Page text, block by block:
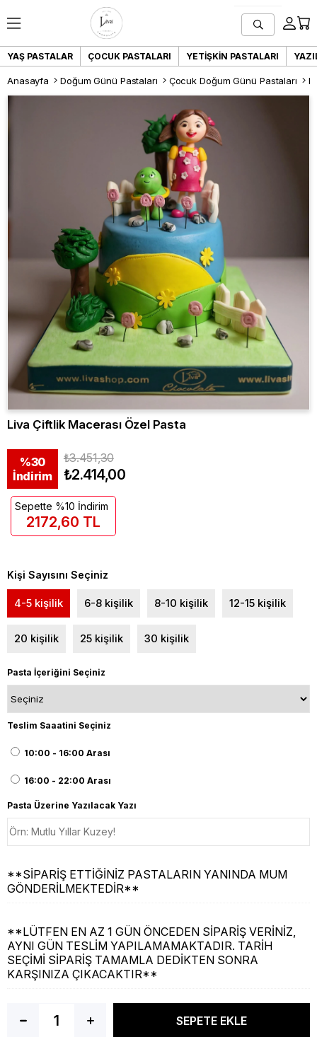
YAŞ PASTALAR ÇOCUK PASTALARI YETIŞKIN PASTALARI
Anasayfa Doğum Günü Pastaları Çocuk Doğum Günü Pastaları
Liva Çiftlik Macerası Özel Pasta
%30
İndirim
₺3.451,30
₺2.414,00
Kişi Sayısını Seçiniz
4-5 kişilik 6-8 kişilik 8-10 kişilik 12-15 kişilik
20 kişilik 25 kişilik 30 kişilik
Pasta İçeriğini Seçiniz
Teslim Saaatini Seçiniz
10:00 - 16:00 Arası
16:00 - 22:00 Arası
Pasta Üzerine Yazılacak Yazı
**SİPARİŞ ETTİĞİNİZ PASTALARIN YANINDA MUM
GÖNDERİLMEKTEDİR**
**LÜTFEN EN AZ 1 GÜN ÖNCEDEN SİPARİŞ VERİNİZ,
AYNI GÜN TESLİM YAPILAMAMAKTADIR. TARİH
SEÇİMİ SİPARİŞ TAMAMLA DEDİKTEN SONRA
KARŞINIZA ÇIKACAKTIR**
Sepette %10 İndirim
2172,60 TL